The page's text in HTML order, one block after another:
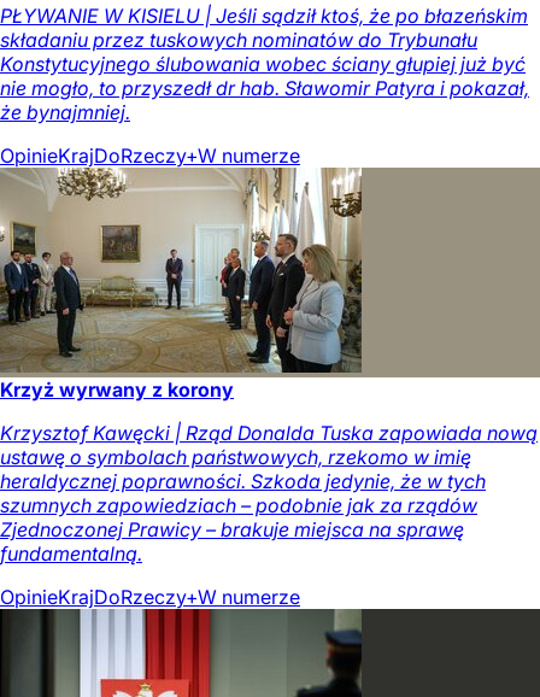
PŁYWANIE W KISIELU | Jeśli sądził ktoś, że po błazeńskim
składaniu przez tuskowych nominatów do Trybunału
Konstytucyjnego ślubowania wobec ściany głupiej już być
nie mogło, to przyszedł dr hab. Sławomir Patyra i pokazał,
że bynajmniej.
OpinieKrajDoRzeczy+W numerze
Krzyż wyrwany z korony
Krzysztof Kawęcki | Rząd Donalda Tuska zapowiada nową
ustawę o symbolach państwowych, rzekomo w imię
heraldycznej poprawności. Szkoda jedynie, że w tych
szumnych zapowiedziach – podobnie jak za rządów
Zjednoczonej Prawicy – brakuje miejsca na sprawę
fundamentalną.
OpinieKrajDoRzeczy+W numerze